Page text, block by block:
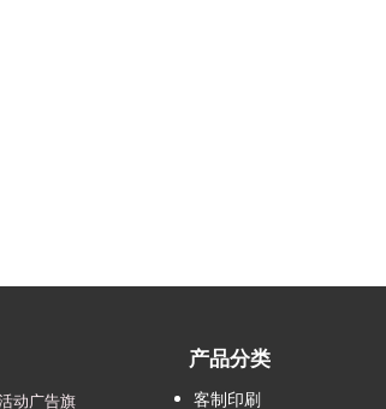
动广告旗
产品分类
客制印刷